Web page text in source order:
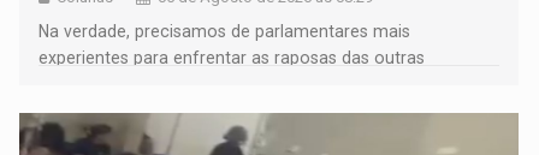
Na verdade, precisamos de parlamentares mais
experientes para enfrentar as raposas das outras